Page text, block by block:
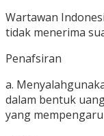
Wartawan
tidak menerima
Penafsiran
a.
dalam bentuk
yang